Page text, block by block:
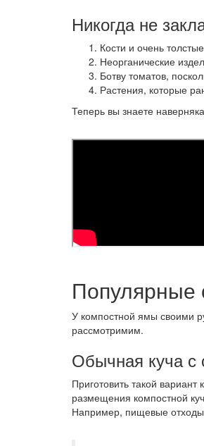
Никогда не
Кости и очень
Неорганические
Ботву томатов,
Растения, которые
Теперь вы знаете
Популярные
У компостной ямы своими
рассмотримим.
Обычная куча с
Приготовить такой
размещения компостной
Например, пищевые отходы